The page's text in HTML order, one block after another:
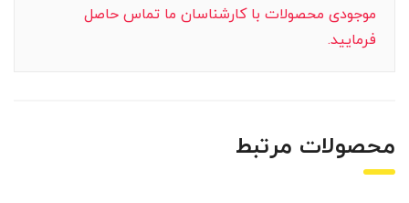
موجودی محصولات با کارشناسان ما تماس حاصل
فرمایید.
محصولات مرتبط